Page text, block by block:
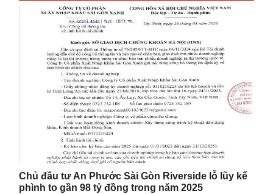
Chủ đầu tư An Phước Sài Gòn Riverside lỗ lũy kế
phình to gần 98 tỷ đồng trong năm 2025